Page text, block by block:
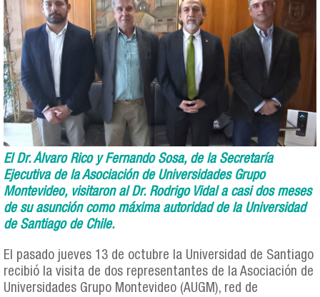
El Dr. Álvaro Rico y Fernando Sosa, de la Secretaría
Ejecutiva de la Asociación de Universidades Grupo
Montevideo, visitaron al Dr. Rodrigo Vidal a casi dos meses
de su asunción como máxima autoridad de la Universidad
de Santiago de Chile.
El pasado jueves 13 de octubre la Universidad de Santiago
recibió la visita de dos representantes de la Asociación de
Universidades Grupo Montevideo (AUGM), red de